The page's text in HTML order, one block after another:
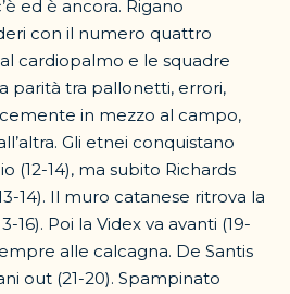
ed è ancora. Rigano
con il numero quattro
cardiopalmo e le squadre
parità tra pallonetti, errori,
in mezzo al campo,
Gli etnei conquistano
(12-14), ma subito Richards
14). Il muro catanese ritrova la
16). Poi la Videx va avanti (19-
alle calcagna. De Santis
out (21-20). Spampinato